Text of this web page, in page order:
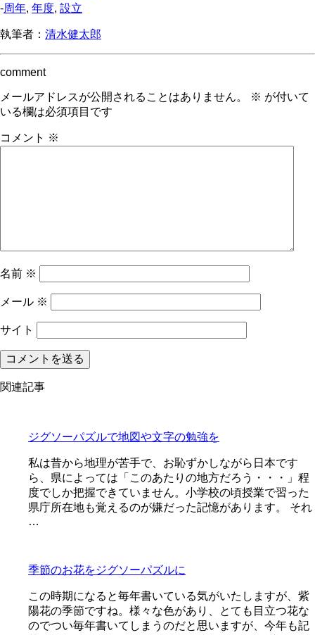
-周年, 年度, 設立
執筆者： 清水健太郎
comment
メールアドレスが公開されることはありません。 ※ が付いて
いる欄は必須項目です
コメント ※
名前 ※
メール ※
サイト
関連記事
ジグソーパズルで地図や文字の勉強を
私は昔から地理が苦手で、お恥ずかしながら日本です
ら、県によっては「このあたりの地方だろう・・・」程
度でしか把握できていません。小学校の頃授業で習った
県庁所在地も覚えるのが嫌だった記憶があります。 それ
…
季節のお花をジグソーパズルに
この時期になると毎年書いている気がいたしますが、紫
陽花の季節ですね。様々な色があり、とても目立つ花な
のでつい毎年書いてしまうのだと思いますが、今年も記